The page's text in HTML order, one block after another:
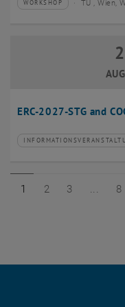
Veranstaltungstyp:
WORKSHOP
Veranstaltungsort:TU , Wien,
ERC-2027-STG and
Veranstaltungstyp:
Veranstaltungsort:
Seite 1 von 8
1 Seite 2 von 8
2 Seite 3 von 8
3 8